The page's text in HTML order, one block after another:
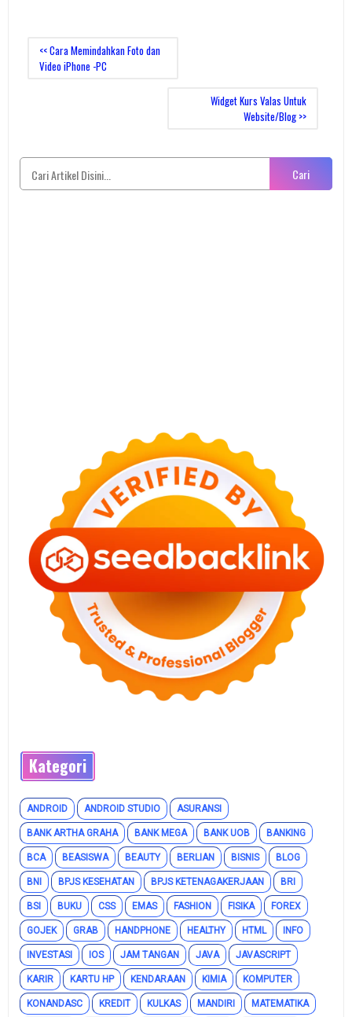
<< Cara Memindahkan Foto dan
Video iPhone -PC
Widget Kurs Valas Untuk
Website/Blog >>
Cari
Kategori
ANDROID ANDROID STUDIO ASURANSI
BANK ARTHA GRAHA BANK MEGA BANK UOB BANKING
BCA BEASISWA BEAUTY BERLIAN BISNIS BLOG
BNI BPJS KESEHATAN BPJS KETENAGAKERJAAN BRI
BSI BUKU CSS EMAS FASHION FISIKA FOREX
GOJEK GRAB HANDPHONE HEALTHY HTML INFO
INVESTASI IOS JAM TANGAN JAVA JAVASCRIPT
KARIR KARTU HP KENDARAAN KIMIA KOMPUTER
KONANDASC KREDIT KULKAS MANDIRI MATEMATIKA